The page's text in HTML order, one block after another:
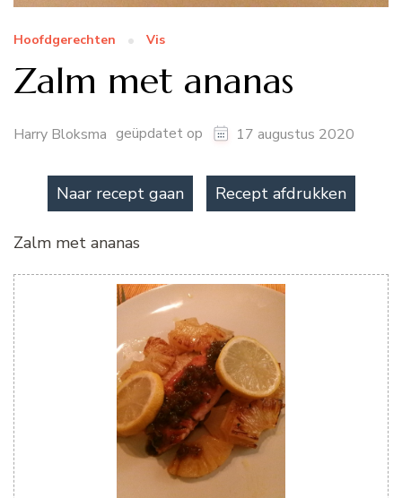
Hoofdgerechten Vis
Zalm met ananas
Harry Bloksma geüpdatet op 17 augustus 2020
Naar recept gaan Recept afdrukken
Zalm met ananas